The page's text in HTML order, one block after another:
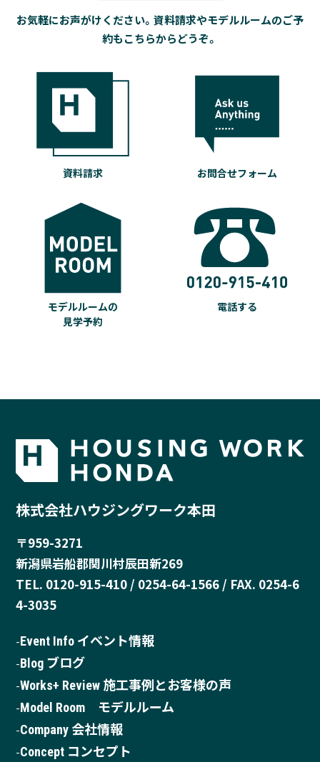
お気軽にお声がけください。資料請求やモデルルームのご予
約もこちらからどうぞ。
資料請求 お問合せフォーム
モデルルームの
見学予約
電話する
株式会社ハウジングワーク本田
〒959-3271
新潟県岩船郡関川村辰田新269
TEL. 0120-915-410 / 0254-64-1566 / FAX. 0254-6
4-3035
Event Info イベント情報
Blog ブログ
Works+ Review 施工事例とお客様の声
Model Room モデルルーム
Company 会社情報
Concept コンセプト